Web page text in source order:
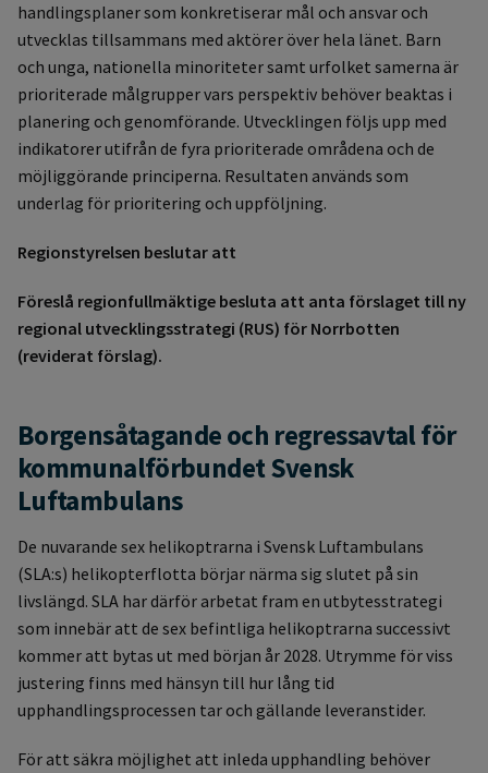
handlingsplaner som konkretiserar mål och ansvar och
utvecklas tillsammans med aktörer över hela länet. Barn
och unga, nationella minoriteter samt urfolket samerna är
prioriterade målgrupper vars perspektiv behöver beaktas i
planering och genomförande. Utvecklingen följs upp med
indikatorer utifrån de fyra prioriterade områdena och de
möjliggörande principerna. Resultaten används som
underlag för prioritering och uppföljning.
Regionstyrelsen beslutar att
Föreslå regionfullmäktige besluta att anta förslaget till ny
regional utvecklingsstrategi (RUS) för Norrbotten
(reviderat förslag).
Borgensåtagande och regressavtal för
kommunalförbundet Svensk
Luftambulans
De nuvarande sex helikoptrarna i Svensk Luftambulans
(SLA:s) helikopterflotta börjar närma sig slutet på sin
livslängd. SLA har därför arbetat fram en utbytesstrategi
som innebär att de sex befintliga helikoptrarna successivt
kommer att bytas ut med början år 2028. Utrymme för viss
justering finns med hänsyn till hur lång tid
upphandlingsprocessen tar och gällande leveranstider.
För att säkra möjlighet att inleda upphandling behöver